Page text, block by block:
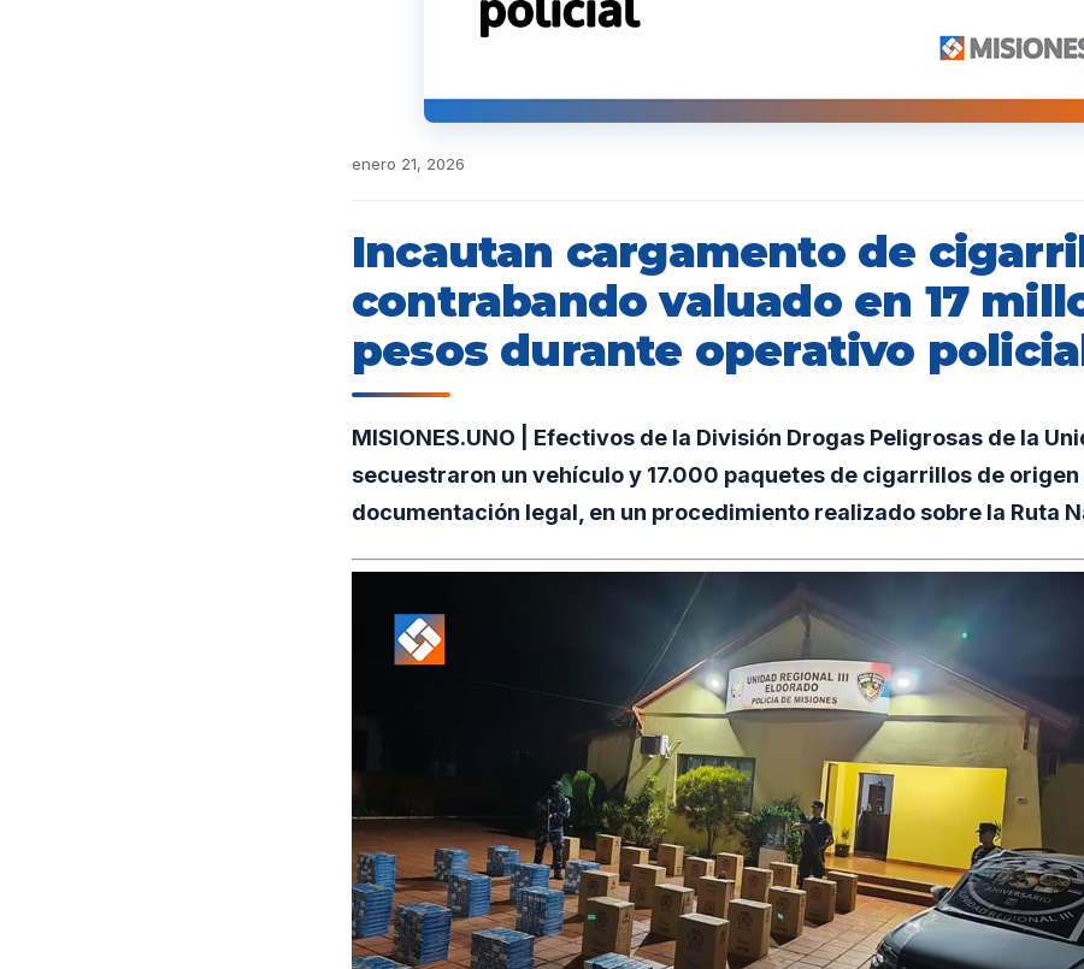
enero 21, 2026
Incautan cargamento de
contrabando valuado en 17
pesos durante operativo
MISIONES.UNO | Efectivos de la División Drogas Peligrosas de la
secuestraron un vehículo y 17.000 paquetes de cigarrillos de
documentación legal, en un procedimiento realizado sobre la Ruta